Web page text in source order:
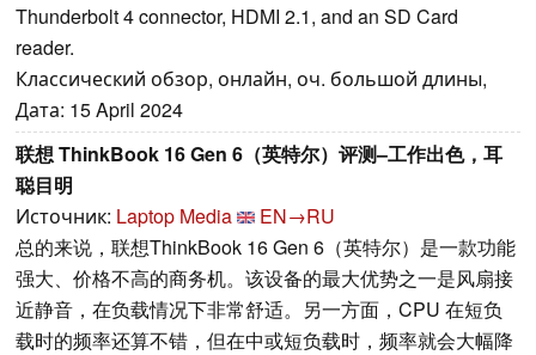
Thunderbolt 4 connector, HDMI 2.1, and an SD Card
reader.
Классический обзор, онлайн, оч. большой длины,
Дата: 15 April 2024
联想 ThinkBook 16 Gen 6（英特尔）评测–工作出色，耳
聪目明
Источник: Laptop Media
EN→RU
总的来说，联想ThinkBook 16 Gen 6（英特尔）是一款功能
强大、价格不高的商务机。该设备的最大优势之一是风扇接
近静音，在负载情况下非常舒适。另一方面，CPU 在短负
载时的频率还算不错，但在中或短负载时，频率就会大幅降